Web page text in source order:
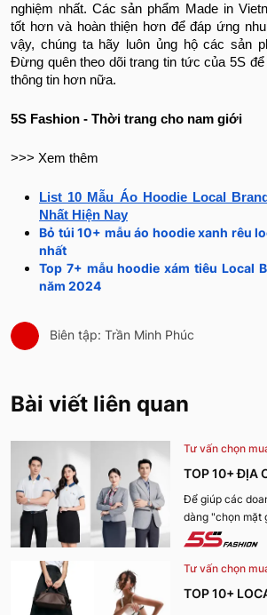
nghiệm nhất. Các sản phẩm Made in
tốt hơn và hoàn thiện hơn để đáp ứng
vậy, chúng ta hãy luôn ủng hộ các sản
Đừng quên theo dõi trang tin tức của 5S
thông tin hơn nữa.
5S Fashion - Thời trang cho nam giới
>>> Xem thêm
List 10 Mẫu Áo Hoodie Local
Nhất Hiện Nay
Bỏ túi 10+ mẫu áo hoodie xanh rêu
nhất
Top 7+ mẫu hoodie xám tiêu Local
năm 2024
Biên tập: Trần Minh Phúc
Bài viết liên quan
Tư vấn chọn
TOP 10+ ĐỊA
PHỤC CÔNG
NHẤT HIỆN
Để giúp các
dàng "chọn mặt
Fashion tìm
được nhiều
nay.
Tư vấn chọn
TOP 10+